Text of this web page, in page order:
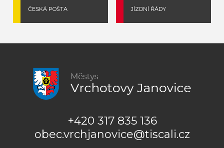
ČESKÁ POŠTA JÍZDNÍ ŘÁDY
+420 317 835 136
obec.vrchjanovice@tiscali.cz